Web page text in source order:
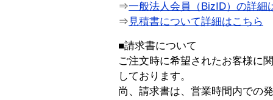
⇒一般法人会員（BizID）の詳細
⇒ 見積書について詳細はこちら
■請求書について
ご注文時に希望されたお客様に
しております。
尚、請求書は、営業時間内での